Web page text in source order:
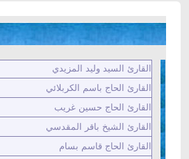
القارئ السيد وليد المزيدي
القارئ الحاج باسم الكربلائي
القارئ الحاج حسين غريب
القارئ الشيخ باقر المقدسي
القارئ الحاج قاسم بسام